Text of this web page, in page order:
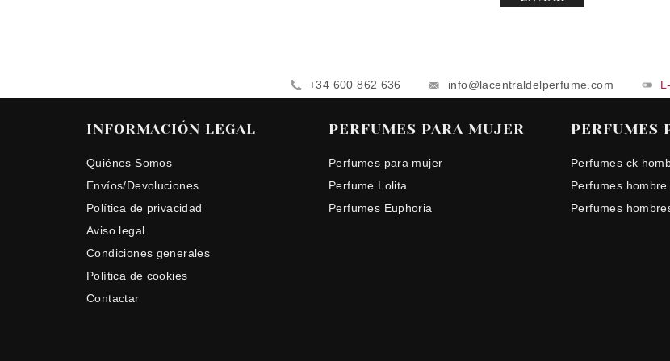
+34 600 862 636 info@lacentraldelperfume.com
INFORMACIÓN LEGAL
Quiénes Somos
Envíos/Devoluciones
Política de privacidad
Aviso legal
Condiciones generales
Política de cookies
Contactar
PERFUMES PARA MUJER
Perfumes para mujer
Perfume Lolita
Perfumes Euphoria
PERFUMES
Perfumes ck
Perfumes hombre
Perfumes